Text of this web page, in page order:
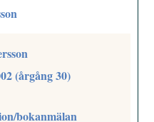
(årgång 30)
bokanmälan